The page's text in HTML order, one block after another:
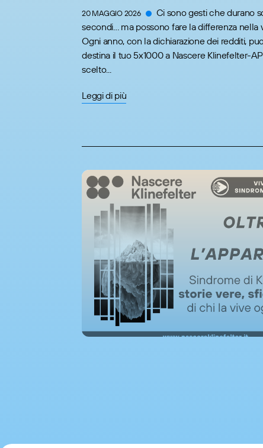
20 MAGGIO 2026
Ci sono gesti che durano
secondi… ma possono fare la differenza nella
Ogni anno, con la dichiarazione dei redditi,
destina il tuo 5x1000 a Nascere Klinefelter-
scelto...
Leggi di più